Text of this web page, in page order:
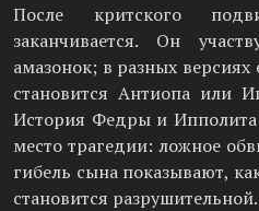
После критского
заканчивается. Он
амазонок; в разных
становится Антиопа или
История Федры и
место трагедии: ложное
гибель сына показывают,
становится разрушительной.